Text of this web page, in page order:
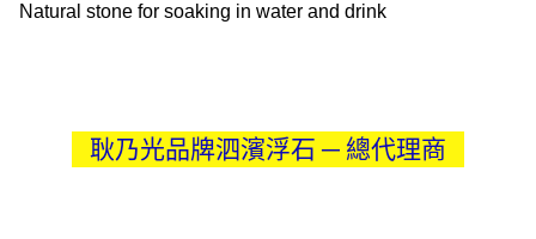
Natural stone for soaking in water and drink
耿乃光品牌泗濱浮石 ─ 總代理商